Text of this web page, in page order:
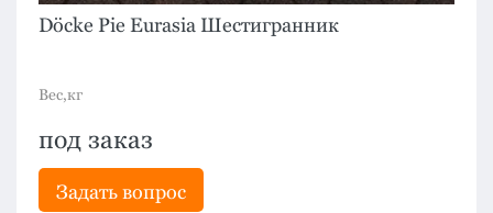
Döcke Pie Eurasia Шестигранник
Вес,кг
под заказ
Задать вопрос